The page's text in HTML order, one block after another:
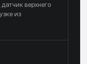
верхнего
из